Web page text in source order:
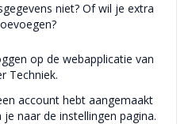
niet? Of wil je extra
op de webapplicatie van
Techniek.
account hebt aangemaakt
naar de instellingen pagina.